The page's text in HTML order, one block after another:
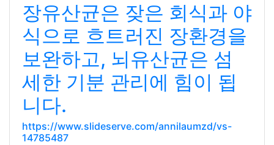
장유산균은 잦은 회식과 야
식으로 흐트러진 장환경을
보완하고, 뇌유산균은 섬
세한 기분 관리에 힘이 됩
니다.
https://www.slideserve.com/annilaumzd/vs-
14785487